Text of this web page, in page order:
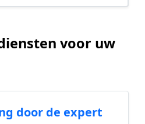
voor uw
door de expert